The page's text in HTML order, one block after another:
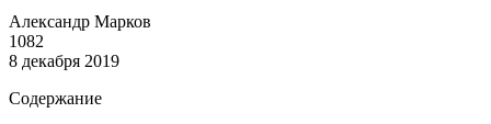
Александр Марков
1082
8 декабря 2019
Содержание